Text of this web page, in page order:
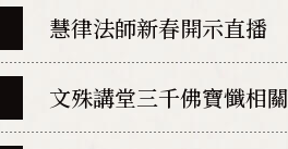
慧律法師新春開示直播
文殊講堂三千佛寶懺相